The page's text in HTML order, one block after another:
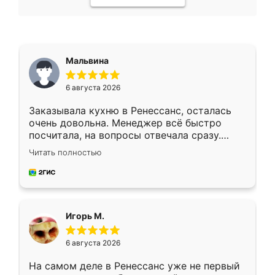
Мальвина
6 августа 2026
Заказывала кухню в Ренессанс, осталась
очень довольна. Менеджер всё быстро
посчитала, на вопросы отвечала сразу.
Замерщик приехал в субботу, подошёл к
делу со всей ответственностью. Собрали
за день, ребята работали аккуратно, даже
Читать полностью
Игорь М.
6 августа 2026
На самом деле в Ренессанс уже не первый